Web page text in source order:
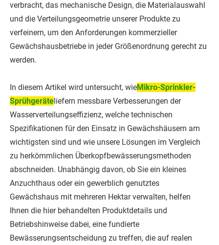
verbracht, das mechanische Design, die Materialauswahl
und die Verteilungsgeometrie unserer Produkte zu
verfeinern, um den Anforderungen kommerzieller
Gewächshausbetriebe in jeder Größenordnung gerecht zu
werden.
In diesem Artikel wird untersucht, wieMikro-Sprinkler-
Sprühgeräteliefern messbare Verbesserungen der
Wasserverteilungseffizienz, welche technischen
Spezifikationen für den Einsatz in Gewächshäusern am
wichtigsten sind und wie unsere Lösungen im Vergleich
zu herkömmlichen Überkopfbewässerungsmethoden
abschneiden. Unabhängig davon, ob Sie ein kleines
Anzuchthaus oder ein gewerblich genutztes
Gewächshaus mit mehreren Hektar verwalten, helfen
Ihnen die hier behandelten Produktdetails und
Betriebshinweise dabei, eine fundierte
Bewässerungsentscheidung zu treffen, die auf realen